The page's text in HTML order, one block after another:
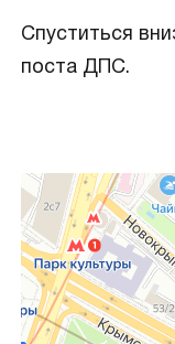
Спуститься
поста ДПС.